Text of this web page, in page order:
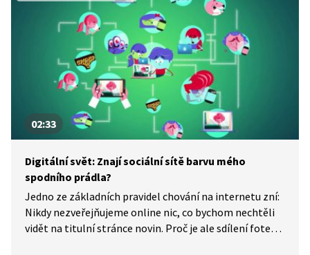
02:33
Digitální svět: Znají sociální sítě barvu mého
spodního prádla?
Jedno ze základních pravidel chování na internetu zní:
Nikdy nezveřejňujeme online nic, co bychom nechtěli
vidět na titulní stránce novin. Proč je ale sdílení fotek